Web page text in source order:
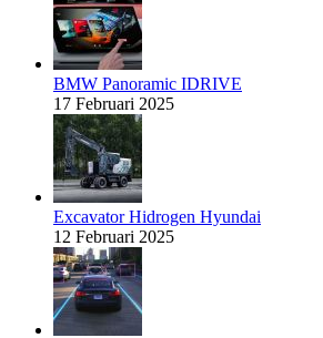
BMW Panoramic IDRIVE
17 Februari 2025
Excavator Hidrogen Hyundai
12 Februari 2025